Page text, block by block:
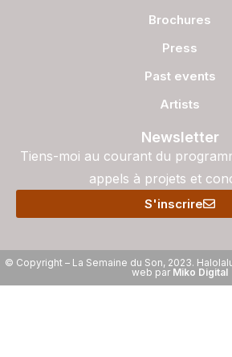
Brochures
Press
Past events
Artists
Newsletter
Tiens-moi au courant du
appels à projets et
S'inscrire
© Copyright – La Semaine du Son, 2023.
web par Miko Digital